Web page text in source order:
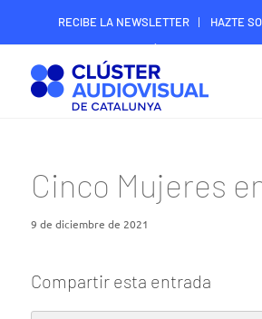
RECIBE LA NEWSLETTER HAZTE
ÁREA DIGITAL
Cinco Mujeres
9 de diciembre de 2021
Compartir esta entrada